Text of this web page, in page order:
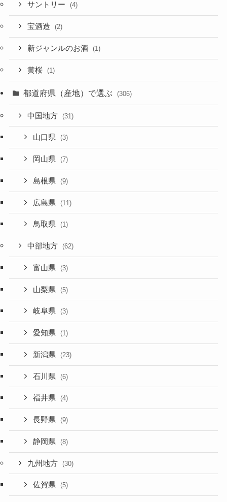
サントリー (4)
宝酒造 (2)
新ジャンルのお酒 (1)
黄桜 (1)
都道府県（産地）で選ぶ (306)
中国地方 (31)
山口県 (3)
岡山県 (7)
島根県 (9)
広島県 (11)
鳥取県 (1)
中部地方 (62)
富山県 (3)
山梨県 (5)
岐阜県 (3)
愛知県 (1)
新潟県 (23)
石川県 (6)
福井県 (4)
長野県 (9)
静岡県 (8)
九州地方 (30)
佐賀県 (5)